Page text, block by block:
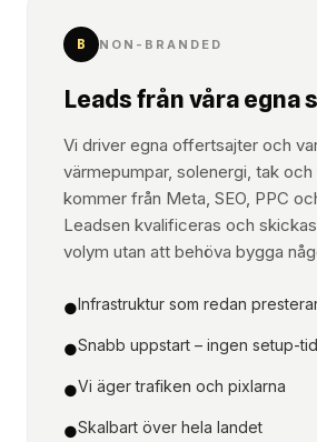
B NON-BRANDED
Leads från våra egna
Vi driver egna offertsajter och
värmepumpar, solenergi, tak
kommer från Meta, SEO, PPC
Leadsen kvalificeras och
volym utan att behöva bygga
●Infrastruktur som redan
●Snabb uppstart – ingen setup-tid
●Vi äger trafiken och pixlarna
●Skalbart över hela landet